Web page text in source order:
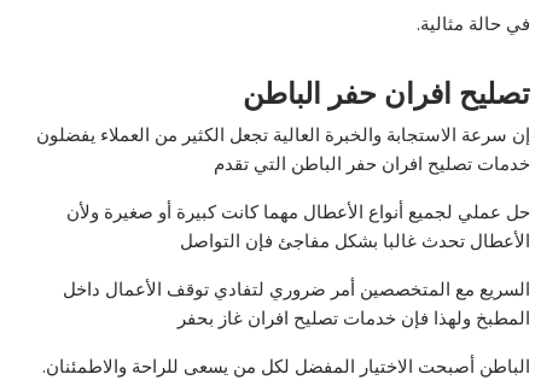
في حالة مثالية.
تصليح افران حفر الباطن
إن سرعة الاستجابة والخبرة العالية تجعل الكثير من العملاء يفضلون
خدمات تصليح افران حفر الباطن التي تقدم
حل عملي لجميع أنواع الأعطال مهما كانت كبيرة أو صغيرة ولأن
الأعطال تحدث غالبا بشكل مفاجئ فإن التواصل
السريع مع المتخصصين أمر ضروري لتفادي توقف الأعمال داخل
المطبخ ولهذا فإن خدمات تصليح افران غاز بحفر
الباطن أصبحت الاختيار المفضل لكل من يسعى للراحة والاطمئنان.